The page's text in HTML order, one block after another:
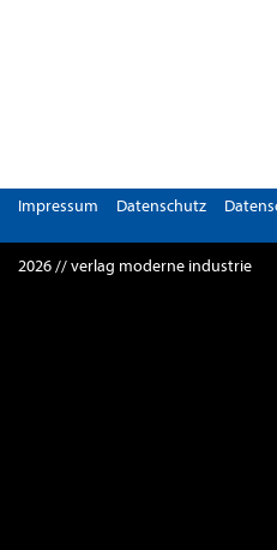
Impressum Datenschutz
2026 // verlag moderne industrie